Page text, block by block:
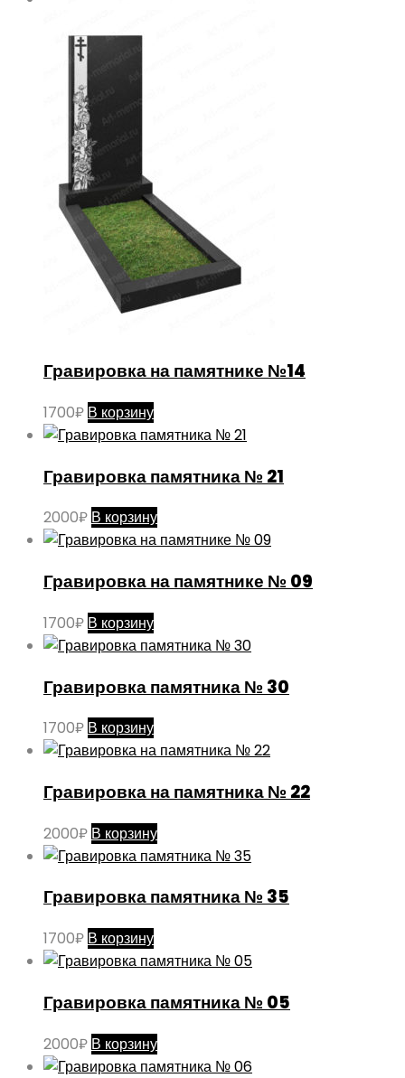
Гравировка на памятнике №14
1700₽ В корзину
Гравировка памятника № 21
2000₽ В корзину
Гравировка на памятнике № 09
1700₽ В корзину
Гравировка памятника № 30
1700₽ В корзину
Гравировка на памятника № 22
2000₽ В корзину
Гравировка памятника № 35
1700₽ В корзину
Гравировка памятника № 05
2000₽ В корзину